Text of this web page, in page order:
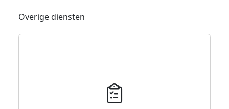
Overige diensten